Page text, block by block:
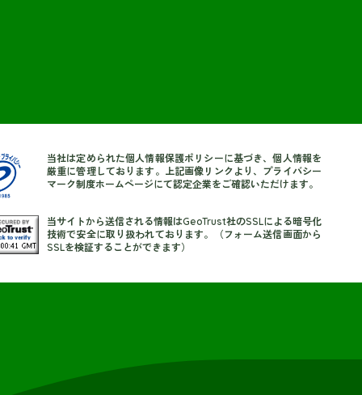
当社は定められた個人情報保護ポリシーに基づき、個人情報を
厳重に管理しております。上記画像リンクより、プライバシー
マーク制度ホームページにて認定企業をご確認いただけます。
当サイトから送信される情報はGeoTrust社のSSLによる暗号化
技術で安全に取り扱われております。（フォーム送信画面から
SSLを検証することができます）